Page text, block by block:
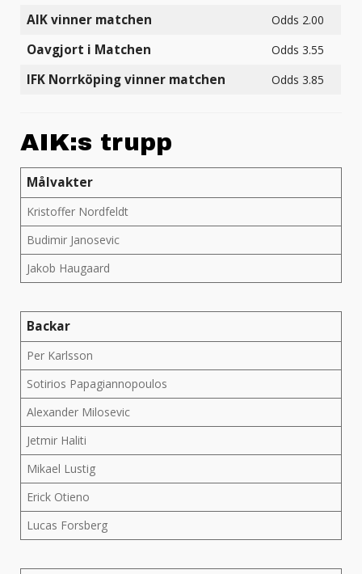
AIK vinner matchen Odds 2.00
Oavgjort i Matchen Odds 3.55
IFK Norrköping vinner matchen Odds 3.85
AIK:s trupp
Målvakter
Kristoffer Nordfeldt
Budimir Janosevic
Jakob Haugaard
Backar
Per Karlsson
Sotirios Papagiannopoulos
Alexander Milosevic
Jetmir Haliti
Mikael Lustig
Erick Otieno
Lucas Forsberg